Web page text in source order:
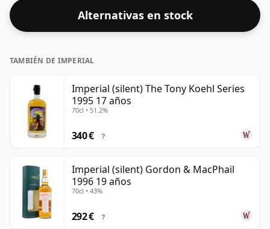
Alternativas en stock
TAMBIÉN DE IMPERIAL
Imperial (silent) The Tony Koehl Series
1995 17 años
70cl • 51.2%
340 € ?
Imperial (silent) Gordon & MacPhail
1996 19 años
70cl • 43%
292 € ?